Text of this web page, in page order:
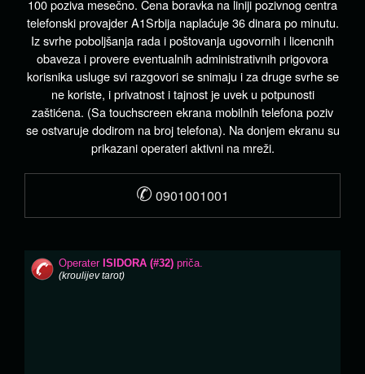
100 poziva mesečno. Cena boravka na liniji pozivnog centra
telefonski provajder A1Srbija naplaćuje 36 dinara po minutu.
Iz svrhe poboljšanja rada i poštovanja ugovornih i licencnih
obaveza i provere eventualnih administrativnih prigovora
korisnika usluge svi razgovori se snimaju i za druge svrhe se
ne koriste, i privatnost i tajnost je uvek u potpunosti
zaštićena. (Sa touchscreen ekrana mobilnih telefona poziv
se ostvaruje dodirom na broj telefona). Na donjem ekranu su
prikazani operateri aktivni na mreži.
✆ 0901001001